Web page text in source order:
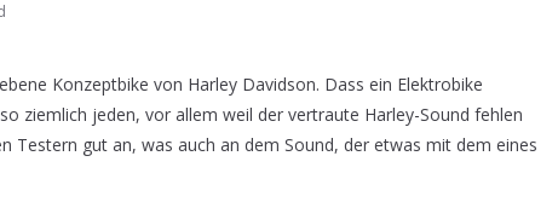
Konzeptbike von Harley Davidson. Dass ein Elektrobike
ziemlich jeden, vor allem weil der vertraute Harley-Sound fehlen
Testern gut an, was auch an dem Sound, der etwas mit dem eines